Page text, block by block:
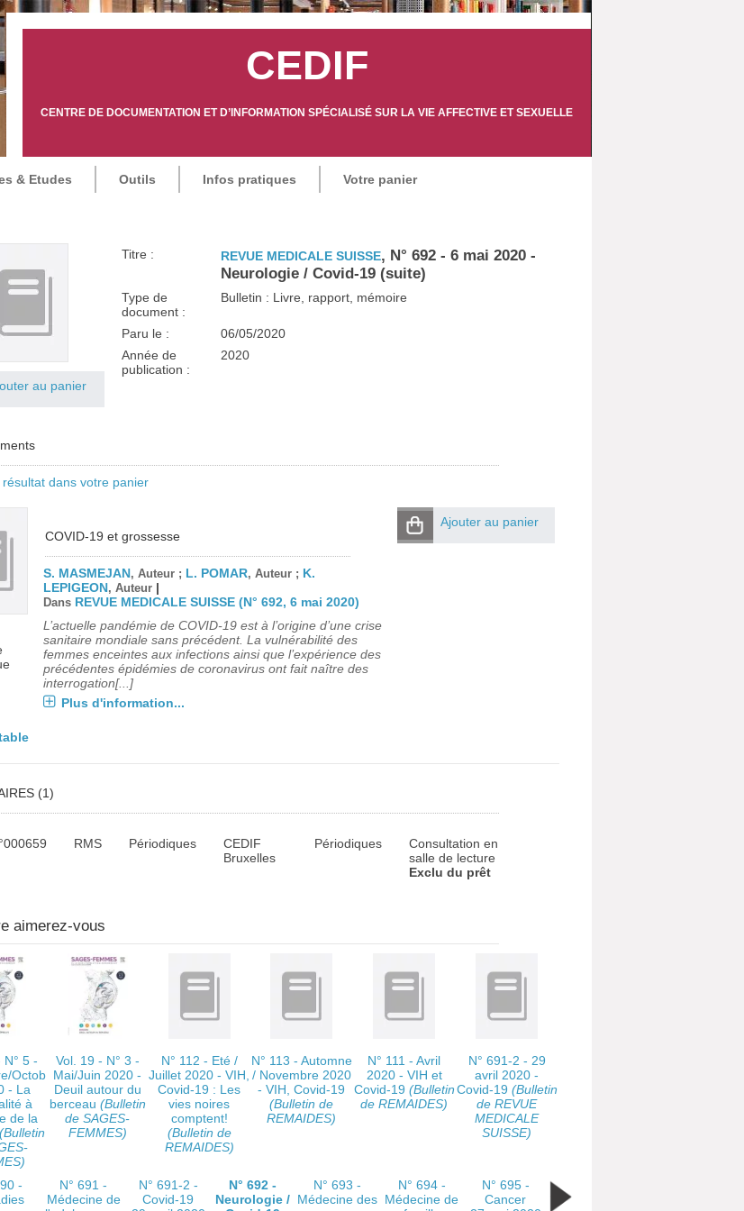
CEDIF
CENTRE DE DOCUMENTATION ET D’INFORMATION SPÉCIALISÉ SUR LA VIE AFFECTIVE ET SEXUELLE
& Etudes Outils Infos pratiques Votre panier
au panier
Titre : REVUE MEDICALE SUISSE, N° 692 - 6 mai 2020 -
Neurologie / Covid-19 (suite)
Type de
document :
Bulletin : Livre, rapport, mémoire
Paru le :
06/05/2020
Année de
publication :
2020
dans votre panier
COVID-19 et grossesse
S. MASMEJAN, Auteur ; L. POMAR, Auteur ; K.
LEPIGEON, Auteur |
Dans REVUE MEDICALE SUISSE (N° 692, 6 mai 2020)
L’actuelle pandémie de COVID-19 est à l’origine d’une crise
sanitaire mondiale sans précédent. La vulnérabilité des
femmes enceintes aux infections ainsi que l’expérience des
précédentes épidémies de coronavirus ont fait naître des
interrogation[...]
Plus d'information...
Ajouter au panier
(1)
RMS Périodiques
CEDIF
Bruxelles
Périodiques
Consultation en
salle de lecture
Exclu du prêt
aimerez-vous
N° 5 -
Octob
- La
à
de la
(Bulletin
Vol. 19 - N° 3 -
Mai/Juin 2020 -
Deuil autour du
berceau (Bulletin
de SAGES-
FEMMES)
N° 112 - Eté /
Juillet 2020 - VIH,
Covid-19 : Les
vies noires
comptent!
(Bulletin de
REMAIDES)
N° 113 - Automne
/ Novembre 2020
- VIH, Covid-19
(Bulletin de
REMAIDES)
N° 111 - Avril
2020 - VIH et
Covid-19 (Bulletin
de REMAIDES)
N° 691-2 - 29
avril 2020 -
Covid-19 (Bulletin
de REVUE
MEDICALE
SUISSE)
-
N° 691 -
Médecine de
N° 691-2 -
Covid-19
N° 692 -
Neurologie /
N° 693 -
Médecine des
N° 694 -
Médecine de
N° 695 -
Cancer